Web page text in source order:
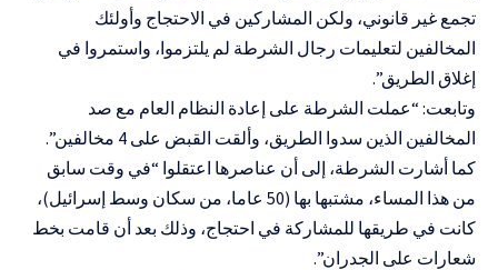
تجمع غير قانوني، ولكن المشاركين في الاحتجاج وأولئك
المخالفين لتعليمات رجال الشرطة لم يلتزموا، واستمروا في
إغلاق الطريق”.
وتابعت: “عملت الشرطة على إعادة النظام العام مع صد
المخالفين الذين سدوا الطريق، وألقت القبض على 4 مخالفين”.
كما أشارت الشرطة، إلى أن عناصرها اعتقلوا “في وقت سابق
من هذا المساء، مشتبها بها (50 عاما، من سكان وسط إسرائيل)،
كانت في طريقها للمشاركة في احتجاج، وذلك بعد أن قامت بخط
شعارات على الجدران”.